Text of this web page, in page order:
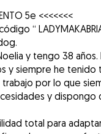
5e <<<<<<<
“
y tengo 38
y siempre he tenido
por lo que
y dispongo
total para